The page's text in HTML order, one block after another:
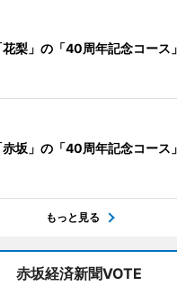
花梨」の「40周年記念コース」
赤坂」の「40周年記念コース」
もっと見る
赤坂経済新聞VOTE